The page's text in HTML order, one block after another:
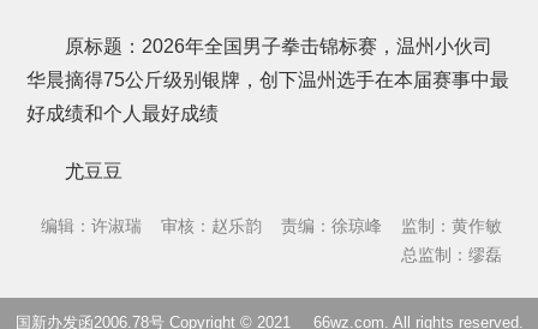
原标题：2026年全国男子拳击锦标赛，温州小伙司
华晨摘得75公斤级别银牌，创下温州选手在本届赛事中最
好成绩和个人最好成绩
尤豆豆
编辑：许淑瑞 审核：赵乐韵 责编：徐琼峰
监制：黄作敏
总监制：缪磊
国新办发函2006.78号 Copyright © 2021 66wz.com . All rights reserved.